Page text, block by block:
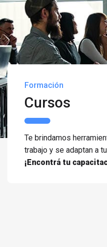
Formación
Cursos
Te brindamos
trabajo y se adaptan a
¡Encontrá tu